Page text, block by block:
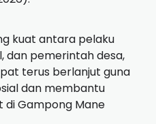
kuat antara pelaku
dan pemerintah desa,
terus berlanjut guna
dan membantu
Gampong Mane